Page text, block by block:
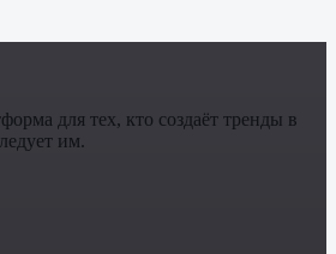
для тех, кто создаёт тренды в
им.